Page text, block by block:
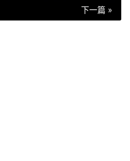
下一篇 »